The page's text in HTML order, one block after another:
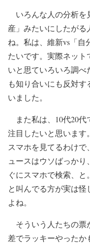
いろんな人の分析を
産」みたいにしたが
ね。私は、維新vs「自
たいです。実際ネット
いと思ていろいろ調
も知り合いにも反対
いました。
また私は、10代20代
注目したいと思いま
スマホを見てるわけ
ュースはウソばっか
ぐにスマホで検索、と
と叫んでる方が実は
よね。
そういう人たちの票
差でラッキーやったか